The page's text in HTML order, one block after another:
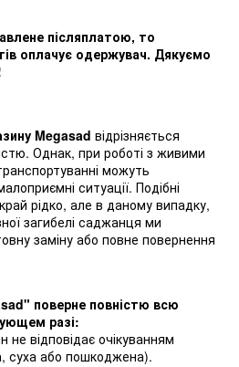
післяплатою, то
оплачує одержувач. Дякуємо
Megasad відрізняється
Однак, при роботі з живими
можуть
ситуації. Подібні
рідко, але в даному випадку,
загибелі саджанця ми
заміну або повне повернення
поверне повністю всю
разі:
не відповідає очікуванням
суха або пошкоджена).